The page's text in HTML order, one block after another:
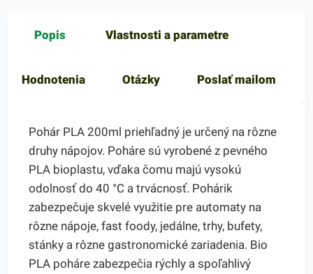
Popis Vlastnosti a parametre
Hodnotenia Otázky Poslať mailom
Pohár PLA 200ml priehľadný je určený na rôzne
druhy nápojov. Poháre sú vyrobené z pevného
PLA bioplastu, vďaka čomu majú vysokú
odolnosť do 40 °C a trvácnosť. Pohárik
zabezpečuje skvelé využitie pre automaty na
rôzne nápoje, fast foody, jedálne, trhy, bufety,
stánky a rôzne gastronomické zariadenia. Bio
PLA poháre zabezpečia rýchly a spoľahlivý